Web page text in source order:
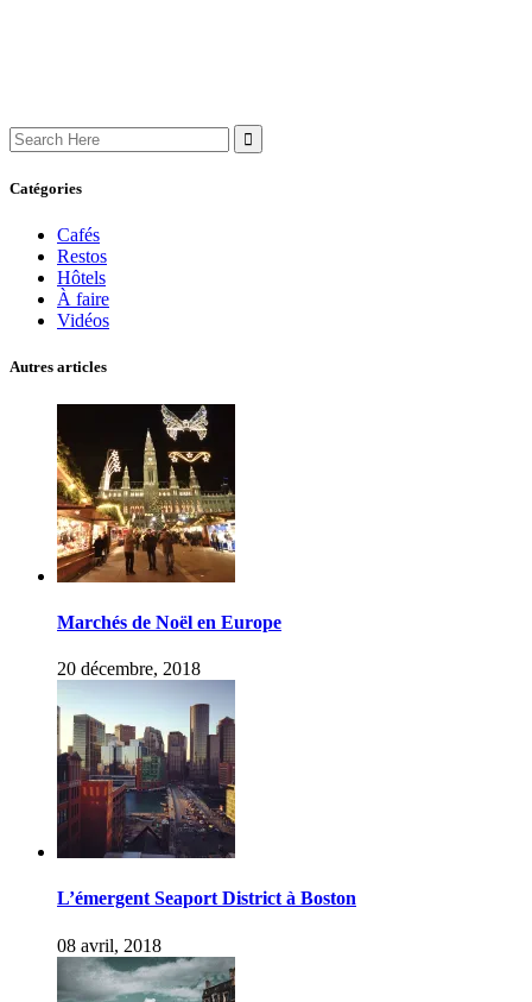
Search
for:
Catégories
Cafés
Restos
Hôtels
À faire
Vidéos
Autres articles
Marchés de Noël en Europe
20 décembre, 2018
L’émergent Seaport District à Boston
08 avril, 2018